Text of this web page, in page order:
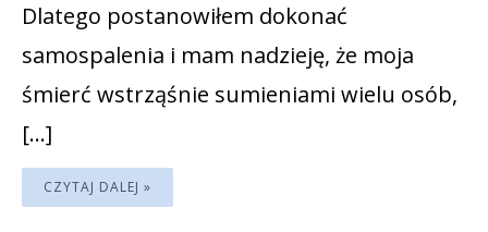
Dlatego postanowiłem dokonać
samospalenia i mam nadzieję, że moja
śmierć wstrząśnie sumieniami wielu osób,
[…]
CZYTAJ DALEJ »